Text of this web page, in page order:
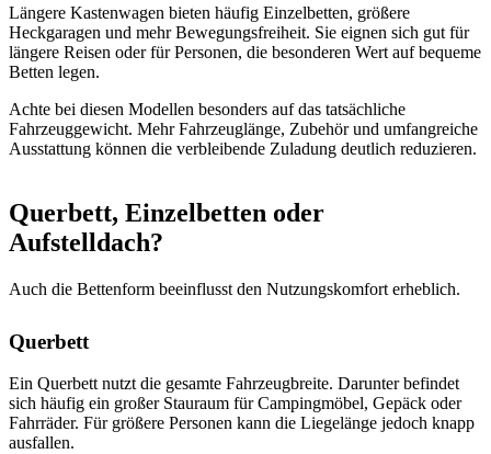
Längere Kastenwagen bieten häufig Einzelbetten, größere
Heckgaragen und mehr Bewegungsfreiheit. Sie eignen sich gut für
längere Reisen oder für Personen, die besonderen Wert auf bequeme
Betten legen.
Achte bei diesen Modellen besonders auf das tatsächliche
Fahrzeuggewicht. Mehr Fahrzeuglänge, Zubehör und umfangreiche
Ausstattung können die verbleibende Zuladung deutlich reduzieren.
Querbett, Einzelbetten oder
Aufstelldach?
Auch die Bettenform beeinflusst den Nutzungskomfort erheblich.
Querbett
Ein Querbett nutzt die gesamte Fahrzeugbreite. Darunter befindet
sich häufig ein großer Stauraum für Campingmöbel, Gepäck oder
Fahrräder. Für größere Personen kann die Liegelänge jedoch knapp
ausfallen.